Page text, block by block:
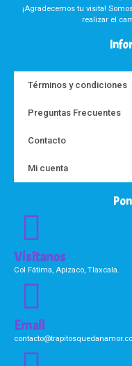
¡Agradecemos tu visita!
realizar el
Términos y condiciones
Preguntas Frecuentes
Contacto
Mi cuenta
Visítanos
Col Fátima, Apizaco, Tlaxcala.
Email